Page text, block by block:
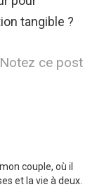
tangible ?
Notez ce post
couple, où il
et la vie à deux.